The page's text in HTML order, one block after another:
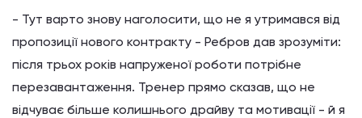
- Тут варто знову наголосити, що не я утримався від
пропозиції нового контракту - Ребров дав зрозуміти:
після трьох років напруженої роботи потрібне
перезавантаження. Тренер прямо сказав, що не
відчуває більше колишнього драйву та мотивації - й я